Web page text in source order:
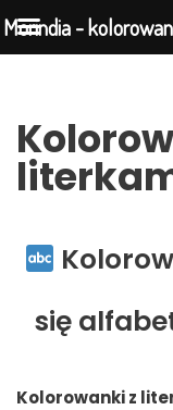
do
treści
się
Kolorowanki z
Morindia -